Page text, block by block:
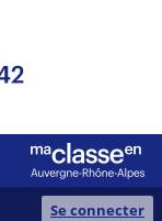
Se connecter